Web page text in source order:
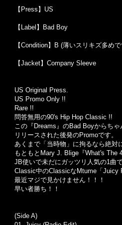
【Press】US
【Label】Bad Boy
【Condition】B (薄いスリキズ多め
【Jacket】Company Sleeve
US Original Press.
US Promo Only !!
Rare !!
問答無用の90's Hip Hop Classic !!
この『Dreams』のBad Boyからち
リリースされた後発のPromoです。
あくまで「当時物」に拘るなら絶対
もともとMary J. Blige『What's The
JB使いで未だにガッツリ人気の1曲で
Classic中のClassicなMtume「Juicy
最近マジで見かけません！！！
早い者勝ち！！
(Side A)